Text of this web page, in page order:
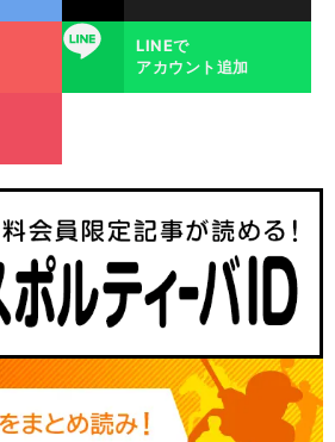
LINE
LINEで
アカウント追加